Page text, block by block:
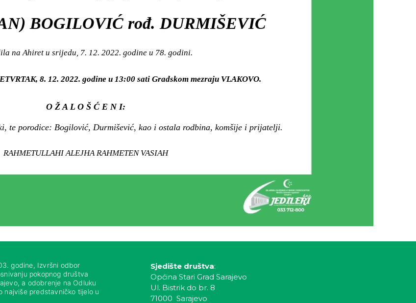
BOGILOVIĆ rođ. DURMIŠEVIĆ
na Ahiret u srijedu, 7. 12. 2022. godine u 78. godini.
8. 12. 2022. godine u 13:00 sati Gradskom mezraju VLAKOVO.
O Ž A L O Š Ć E N I:
te porodice: Bogilović, Durmišević, kao i ostala rodbina, komšije i prijatelji.
RAHMETULLAHI ALEJHA RAHMETEN VASIAH
godine, Izvršni odbor
pokopnog društva
a odobrenje na Odluku
najviše predstavničko tijelo u
Sjedište društva:
Općina Stari Grad Sarajevo
Ul. Bistrik do br. 8
71000 Sarajevo